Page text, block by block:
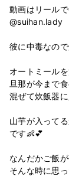
動画はリール
@suihan.lady
彼に中毒なの
オートミール
旦那が今まで
混ぜて炊飯器
山芋が入って
です👶💕
なんだかご飯
そんな時に思